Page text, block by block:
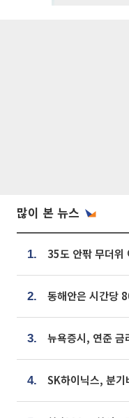
많이 본 뉴스
1.
2.
3.
4.